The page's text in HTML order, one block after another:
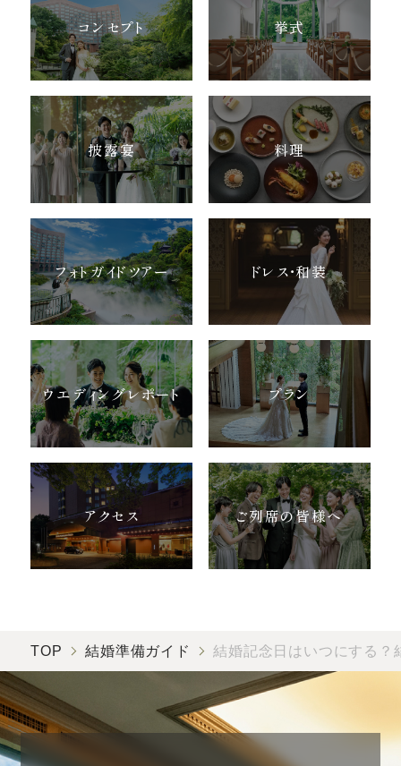
コンセプト 挙式
披露宴 料理
フォトガイドツアー ドレス・和装
ウエディングレポート プラン
アクセス ご列席の皆様へ
TOP 結婚準備ガイド 結婚記念日はいつにする？